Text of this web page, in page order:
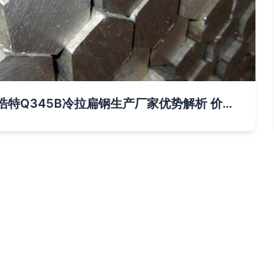
呼和浩特Q345B冷拉扁钢生产厂家优势解析 价格与品质并重